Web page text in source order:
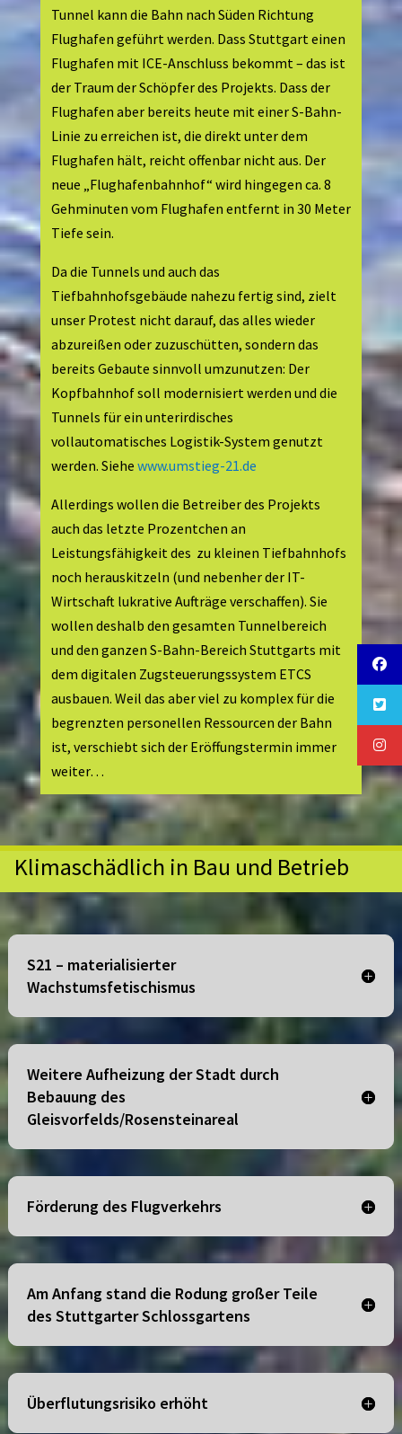
Tunnel kann die Bahn nach Süden Richtung
Flughafen geführt werden. Dass Stuttgart einen
Flughafen mit ICE-Anschluss bekommt – das ist
der Traum der Schöpfer des Projekts. Dass der
Flughafen aber bereits heute mit einer S-Bahn-
Linie zu erreichen ist, die direkt unter dem
Flughafen hält, reicht offenbar nicht aus. Der
neue „Flughafenbahnhof“ wird hingegen ca. 8
Gehminuten vom Flughafen entfernt in 30 Meter
Tiefe sein.
Da die Tunnels und auch das
Tiefbahnhofsgebäude nahezu fertig sind, zielt
unser Protest nicht darauf, das alles wieder
abzureißen oder zuzuschütten, sondern das
bereits Gebaute sinnvoll umzunutzen: Der
Kopfbahnhof soll modernisiert werden und die
Tunnels für ein unterirdisches
vollautomatisches Logistik-System genutzt
werden. Siehe www.umstieg-21.de
Allerdings wollen die Betreiber des Projekts
auch das letzte Prozentchen an
Leistungsfähigkeit des zu kleinen Tiefbahnhofs
noch herauskitzeln (und nebenher der IT-
Wirtschaft lukrative Aufträge verschaffen). Sie
wollen deshalb den gesamten Tunnelbereich
und den ganzen S-Bahn-Bereich Stuttgarts mit
dem digitalen Zugsteuerungssystem ETCS
ausbauen. Weil das aber viel zu komplex für die
begrenzten personellen Ressourcen der Bahn
ist, verschiebt sich der Eröffungstermin immer
weiter…
Klimaschädlich in Bau und Betrieb
S21 – materialisierter
Wachstumsfetischismus
Weitere Aufheizung der Stadt durch
Bebauung des
Gleisvorfelds/Rosensteinareal
Förderung des Flugverkehrs
Am Anfang stand die Rodung großer Teile
des Stuttgarter Schlossgartens
Überflutungsrisiko erhöht